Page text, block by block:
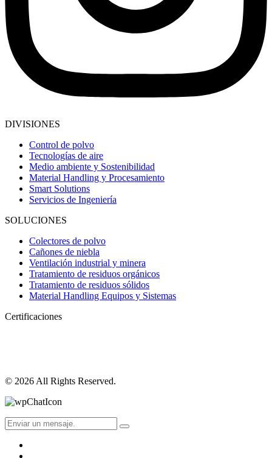
DIVISIONES
Control de polvo
Tecnologías de aire
Medio ambiente y Sostenibilidad
Material Handling y Procesamiento
Smart Solutions
Servicios de Ingeniería
SOLUCIONES
Colectores de polvo
Cañones de niebla
Ventilación industrial y minera
Tratamiento de residuos orgánicos
Tratamiento de residuos sólidos
Material Handling Equipos y Sistemas
Certificaciones
© 2026 All Rights Reserved.